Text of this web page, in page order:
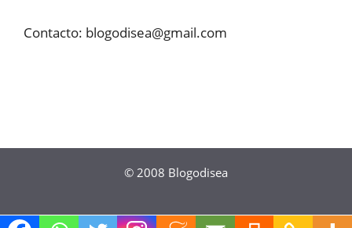
Contacto: blogodisea@gmail.com
© 2008 Blogodisea